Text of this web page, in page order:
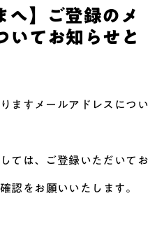
へ】ご登録のメ
いてお知らせと
ますメールアドレスについ
ては、ご登録いただいてお
認をお願いいたします。